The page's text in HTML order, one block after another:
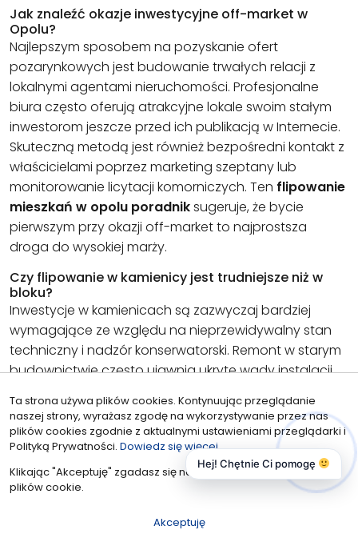
Jak znaleźć okazje inwestycyjne off-market w
Opolu?
Najlepszym sposobem na pozyskanie ofert
pozarynkowych jest budowanie trwałych relacji z
lokalnymi agentami nieruchomości. Profesjonalne
biura często oferują atrakcyjne lokale swoim stałym
inwestorom jeszcze przed ich publikacją w Internecie.
Skuteczną metodą jest również bezpośredni kontakt z
właścicielami poprzez marketing szeptany lub
monitorowanie licytacji komorniczych. Ten flipowanie
mieszkań w opolu poradniksugeruje, że bycie
pierwszym przy okazji off-market to najprostsza
droga do wysokiej marży.
Czy flipowanie w kamienicy jest trudniejsze niż w
bloku?
Inwestycje w kamienicach są zazwyczaj bardziej
wymagające ze względu na nieprzewidywalny stan
techniczny i nadzór konserwatorski. Remont w starym
budownictwie często ujawnia ukryte wady instalacji
Z drugiej strony, unikalne apartamenty w Centrum
pozwalają na wypracowanie znacznie wyższych marż
niż standardowe mieszkania w blokach z wielkiej płyty,
które charakteryzują się większą przewidywalnością
kosztów.
inwestycje w nieruchomości
Ta strona używa plików cookies. Kontynuując przeglądanie
naszej strony, wyrażasz zgodę na wykorzystywanie przez nas
plików cookies zgodnie z aktualnymi ustawieniami przeglądarki i
Polityką Prywatności. Dowiedz się więcej
Klikając "Akceptuję" zgadasz się na wykorzystywanie przez nas
plików cookie.
Akceptuję
Hej! Chętnie Ci pomogę